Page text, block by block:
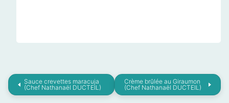
Sauce crevettes maracuja
(Chef Nathanaël DUCTEIL)
Crème brûlée au Giraumon
(Chef Nathanaël DUCTEIL)